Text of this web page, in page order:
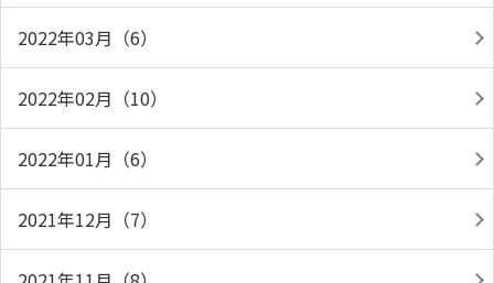
2022年03月（6）
2022年02月（10）
2022年01月（6）
2021年12月（7）